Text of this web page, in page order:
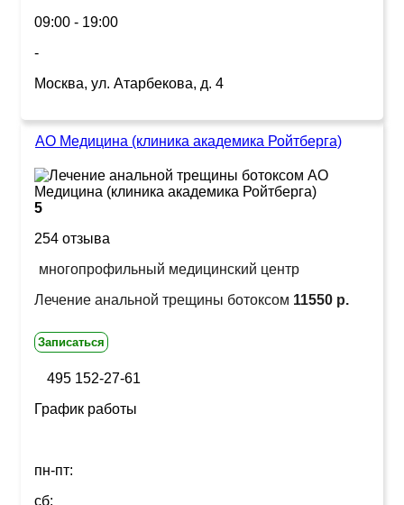
09:00 - 19:00
-
Москва, ул. Атарбекова, д. 4
АО Медицина (клиника академика Ройтберга)
5
254 отзыва
многопрофильный медицинский центр
Лечение анальной трещины ботоксом 11550 р.
Записаться
495 152-27-61
График работы
пн-пт:
сб: